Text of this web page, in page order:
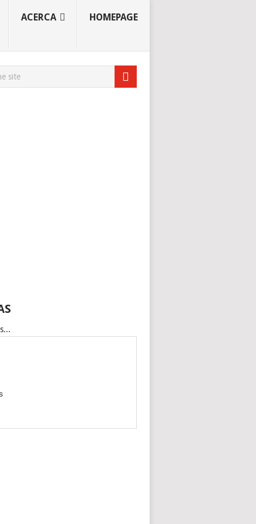
ACERCA HOMEPAGE